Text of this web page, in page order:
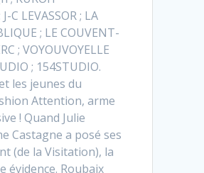
C LEVASSOR ; LA
; LE COUVENT-
; VOYOUVOYELLE
; 154STUDIO.
les jeunes du
Attention, arme
! Quand Julie
Castagne a posé ses
(de la Visitation), la
évidence. Roubaix